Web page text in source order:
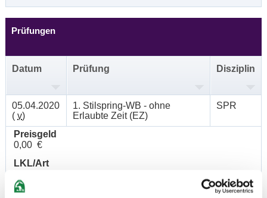
Prüfungen
Datum Prüfung Disziplin
05.04.2020
( v)
1. Stilspring-WB - ohne
Erlaubte Zeit (EZ)
SPR
Preisgeld
0,00 €
LKL/Art
05.04.2020 SPR